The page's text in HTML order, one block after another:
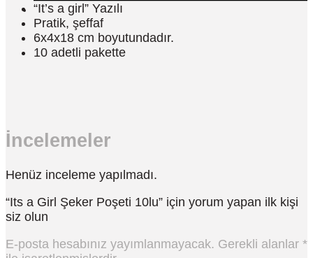
“It’s a girl” Yazılı
Pratik, şeffaf
6x4x18 cm boyutundadır.
10 adetli pakette
İncelemeler
Henüz inceleme yapılmadı.
“Its a Girl Şeker Poşeti 10lu” için yorum yapan ilk kişi
siz olun
E-posta hesabınız yayımlanmayacak. Gerekli alanlar *